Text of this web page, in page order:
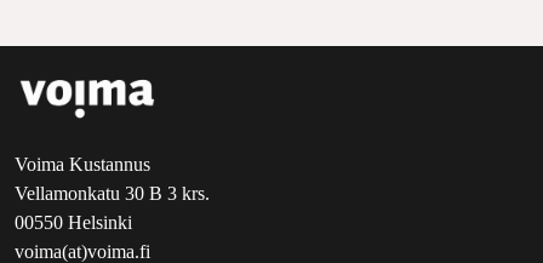
Voima Kustannus
Vellamonkatu 30 B 3 krs.
00550 Helsinki
voima(at)voima.fi